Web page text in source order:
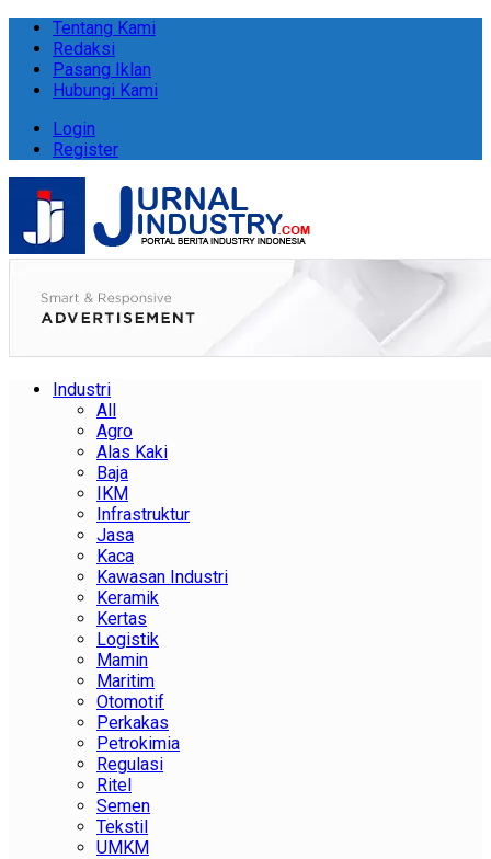
Tentang Kami
Redaksi
Pasang Iklan
Hubungi Kami
Login
Register
Industri
All
Agro
Alas Kaki
Baja
IKM
Infrastruktur
Jasa
Kaca
Kawasan Industri
Keramik
Kertas
Logistik
Mamin
Maritim
Otomotif
Perkakas
Petrokimia
Regulasi
Ritel
Semen
Tekstil
UMKM